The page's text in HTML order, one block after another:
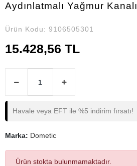
Aydınlatmalı Yağmur Kanalı
Ürün Kodu: 9106505301
15.428,56 TL
Havale veya EFT ile %5 indirim fırsatı!
Marka: Dometic
Ürün stokta bulunmamaktadır.